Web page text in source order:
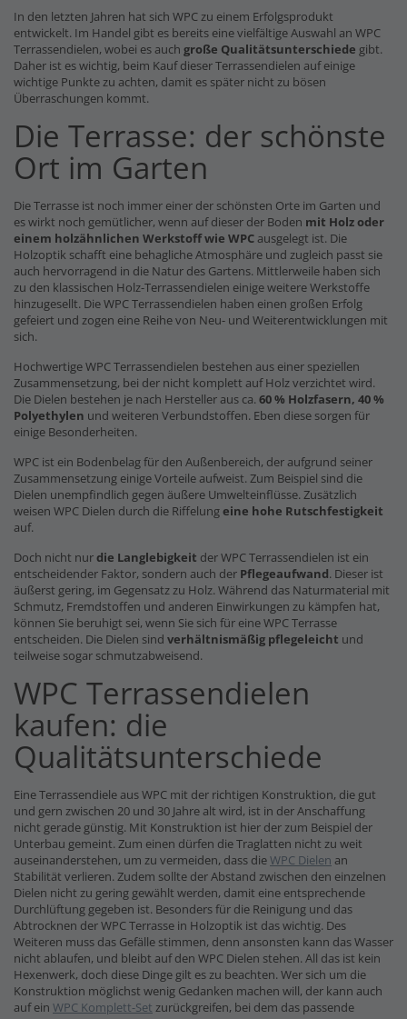
In den letzten Jahren hat sich WPC zu einem Erfolgsprodukt
entwickelt. Im Handel gibt es bereits eine vielfältige Auswahl an WPC
Terrassendielen, wobei es auch große Qualitätsunterschiede gibt.
Daher ist es wichtig, beim Kauf dieser Terrassendielen auf einige
wichtige Punkte zu achten, damit es später nicht zu bösen
Überraschungen kommt.
Die Terrasse: der schönste
Ort im Garten
Die Terrasse ist noch immer einer der schönsten Orte im Garten und
es wirkt noch gemütlicher, wenn auf dieser der Boden mit Holz oder
einem holzähnlichen Werkstoff wie WPCausgelegt ist. Die
Holzoptik schafft eine behagliche Atmosphäre und zugleich passt sie
auch hervorragend in die Natur des Gartens. Mittlerweile haben sich
zu den klassischen Holz-Terrassendielen einige weitere Werkstoffe
hinzugesellt. Die WPC Terrassendielen haben einen großen Erfolg
gefeiert und zogen eine Reihe von Neu- und Weiterentwicklungen mit
sich.
Hochwertige WPC Terrassendielen bestehen aus einer speziellen
Zusammensetzung, bei der nicht komplett auf Holz verzichtet wird.
Die Dielen bestehen je nach Hersteller aus ca. 60 % Holzfasern, 40 %
Polyethylen und weiteren Verbundstoffen. Eben diese sorgen für
einige Besonderheiten.
WPC ist ein Bodenbelag für den Außenbereich, der aufgrund seiner
Zusammensetzung einige Vorteile aufweist. Zum Beispiel sind die
Dielen unempfindlich gegen äußere Umwelteinflüsse. Zusätzlich
weisen WPC Dielen durch die Riffelungeine hohe Rutschfestigkeit
auf.
Doch nicht nurdie Langlebigkeit der WPC Terrassendielen ist ein
entscheidender Faktor, sondern auch der Pflegeaufwand. Dieser ist
äußerst gering, im Gegensatz zu Holz. Während das Naturmaterial mit
Schmutz, Fremdstoffen und anderen Einwirkungen zu kämpfen hat,
können Sie beruhigt sei, wenn Sie sich für eine WPC Terrasse
entscheiden. Die Dielen sind verhältnismäßig pflegeleicht und
teilweise sogar schmutzabweisend.
WPC Terrassendielen
kaufen: die
Qualitätsunterschiede
Eine Terrassendiele aus WPC mit der richtigen Konstruktion, die gut
und gern zwischen 20 und 30 Jahre alt wird, ist in der Anschaffung
nicht gerade günstig. Mit Konstruktion ist hier der zum Beispiel der
Unterbau gemeint. Zum einen dürfen die Traglatten nicht zu weit
auseinanderstehen, um zu vermeiden, dass dieWPC Dielen an
Stabilität verlieren. Zudem sollte der Abstand zwischen den einzelnen
Dielen nicht zu gering gewählt werden, damit eine entsprechende
Durchlüftung gegeben ist. Besonders für die Reinigung und das
Abtrocknen der WPC Terrasse in Holzoptik ist das wichtig. Des
Weiteren muss das Gefälle stimmen, denn ansonsten kann das Wasser
nicht ablaufen, und bleibt auf den WPC Dielen stehen. All das ist kein
Hexenwerk, doch diese Dinge gilt es zu beachten. Wer sich um die
Konstruktion möglichst wenig Gedanken machen will, der kann auch
auf ein WPC Komplett-Set zurückgreifen, bei dem das passende